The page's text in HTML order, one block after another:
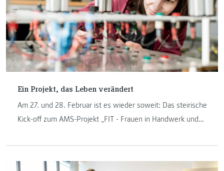
Ein Projekt, das Leben verändert
Am 27. und 28. Februar ist es wieder soweit: Das steirische
Kick-off zum AMS-Projekt „FIT - Frauen in Handwerk und
verändert hat, berichtet Suzana Sorda.